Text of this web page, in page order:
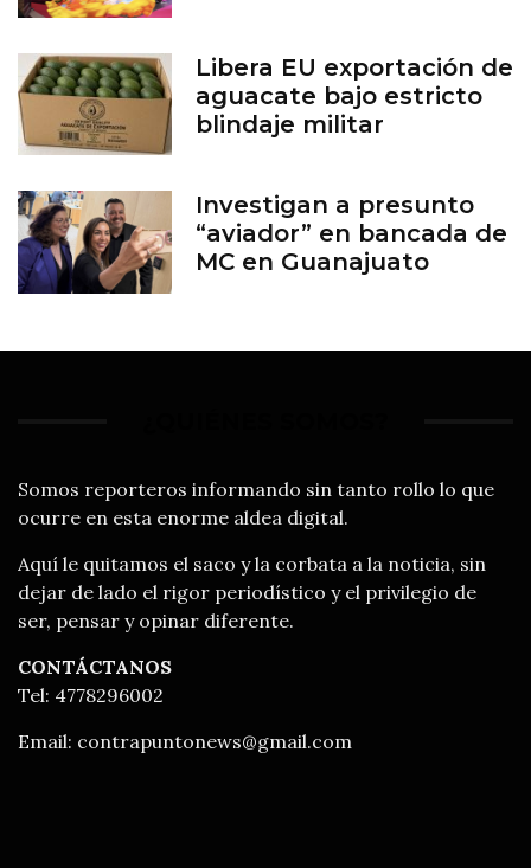
Libera EU exportación de
aguacate bajo estricto
blindaje militar
Investigan a presunto
“aviador” en bancada de
MC en Guanajuato
Somos reporteros informando sin tanto rollo lo que
ocurre en esta enorme aldea digital.
Aquí le quitamos el saco y la corbata a la noticia, sin
dejar de lado el rigor periodístico y el privilegio de
ser, pensar y opinar diferente.
CONTÁCTANOS
Tel: 4778296002
Email: contrapuntonews@gmail.com